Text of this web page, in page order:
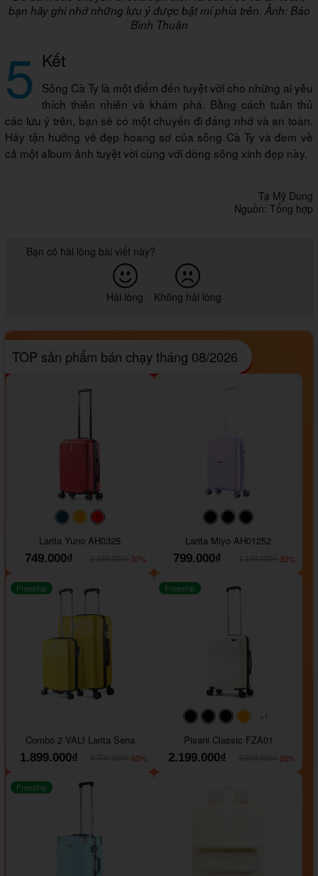
bạn hãy ghi nhớ những lưu ý được bật mí phía trên. Ảnh: Báo
Bình Thuận
5 Kết
Sông Cà Ty là một điểm đến tuyệt vời cho những ai yêu
thích thiên nhiên và khám phá. Bằng cách tuân thủ
các lưu ý trên, bạn sẽ có một chuyến đi đáng nhớ và an toàn.
Hãy tận hưởng vẻ đẹp hoang sơ của sông Cà Ty và đem về
cả một album ảnh tuyệt vời cùng với dòng sông xinh đẹp này.
Tạ Mỹ Dung
Nguồn: Tổng hợp
Bạn có hài lòng bài viết này?
Hài lòng Không hài lòng
TOP sản phẩm bán chạy tháng 08/2026
#093f69#ffa500
Larita Yuno AH0325
749.000₫
-37%
#000000#000000
Larita Miyo AH01252
799.000₫
-33%
Freeship
Combo 2 VALI Larita Sena
1.899.000₫
-60%
#000000#000000
#000000
#ffa500
+1
Freeship
Pisani Classic FZA01
2.199.000₫
-26%
Freeship